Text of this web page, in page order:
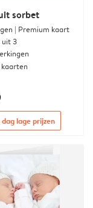
sorbet
| Premium kaart
uit 3
kaarten
dag lage prijzen